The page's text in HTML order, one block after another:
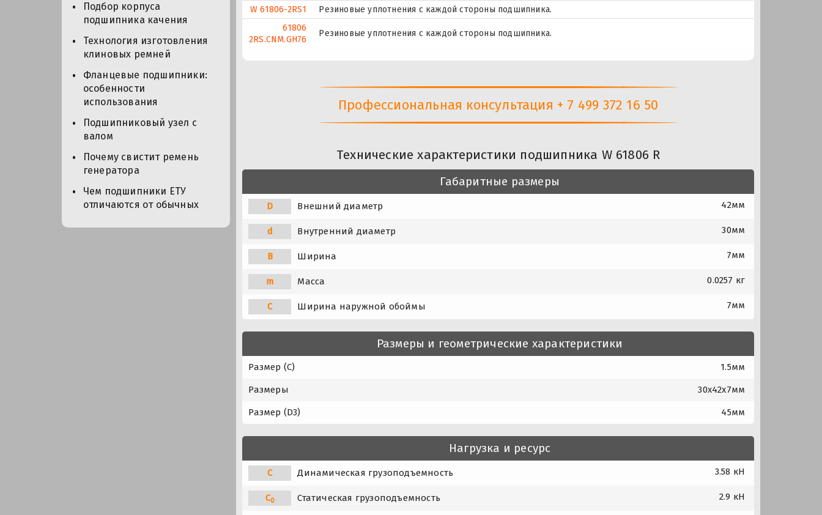
Подбор корпуса
подшипника качения
Технология изготовления
клиновых ремней
Фланцевые подшипники:
особенности
использования
Подшипниковый узел с
валом
Почему свистит ремень
генератора
Чем подшипники ЕТУ
отличаются от обычных
W 61806-2RS1
Резиновые уплотнения с каждой стороны подшипника.
61806
2RS.CNM.GH76
Резиновые уплотнения с каждой стороны подшипника.
Профессиональная консультация + 7 499 372 16 50
Технические характеристики подшипника W 61806 R
Габаритные размеры
D Внешний диаметр 42мм
d Внутренний диаметр 30мм
B Ширина 7мм
m Масса 0.0257 кг
C Ширина наружной обоймы 7мм
Размеры и геометрические характеристики
Размер (C) 1.5мм
Размеры 30x42x7мм
Размер (D3) 45мм
Нагрузка и ресурс
C Динамическая грузоподъемность 3.58 кН
C0 Статическая грузоподъемность 2.9 кН